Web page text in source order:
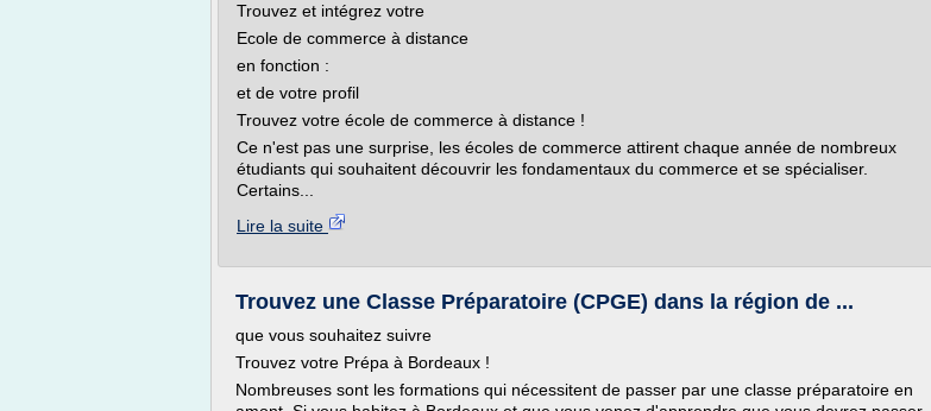
Trouvez et intégrez votre
Ecole de commerce à distance
en fonction :
et de votre profil
Trouvez votre école de commerce à distance !
Ce n'est pas une surprise, les écoles de commerce attirent chaque année de nombreux
étudiants qui souhaitent découvrir les fondamentaux du commerce et se spécialiser.
Certains...
Lire la suite
Trouvez une Classe Préparatoire (CPGE) dans la région de ...
que vous souhaitez suivre
Trouvez votre Prépa à Bordeaux !
Nombreuses sont les formations qui nécessitent de passer par une classe préparatoire en